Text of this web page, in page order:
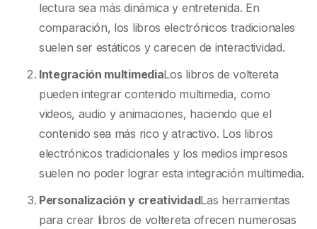
lectura sea más dinámica y entretenida. En
comparación, los libros electrónicos tradicionales
suelen ser estáticos y carecen de interactividad.
Integración multimediaLos libros de voltereta
pueden integrar contenido multimedia, como
videos, audio y animaciones, haciendo que el
contenido sea más rico y atractivo. Los libros
electrónicos tradicionales y los medios impresos
suelen no poder lograr esta integración multimedia.
Personalización y creatividadLas herramientas
para crear libros de voltereta ofrecen numerosas